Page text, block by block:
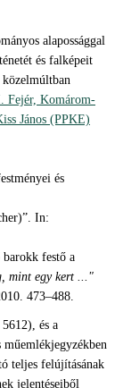
alapossággal
és falképeit
közelmúltban
Fejér, Komárom-
János (PPKE)
és
In:
festő a
mint egy kert ..."
473–488.
és a
műemlékjegyzékben
teljes felújításának
jelentéseiből